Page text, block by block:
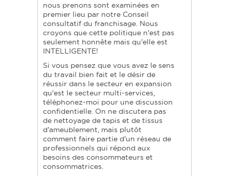
nous prenons sont examinées en
premier lieu par notre Conseil
consultatif du franchisage. Nous
croyons que cette politique n'est pas
seulement honnête mais qu'elle est
INTELLIGENTE!
Si vous pensez que vous avez le sens
du travail bien fait et le désir de
réussir dans le secteur en expansion
qu'est le secteur multi-services,
téléphonez-moi pour une discussion
confidentielle. On ne discutera pas
de nettoyage de tapis et de tissus
d'ameublement, mais plutôt
comment faire partie d'un réseau de
professionnels qui répond aux
besoins des consommateurs et
consommatrices.